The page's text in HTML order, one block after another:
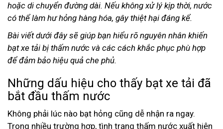
hoặc di chuyển đường dài. Nếu không xử lý kịp thời, nước
có thể làm hư hỏng hàng hóa, gây thiệt hại đáng kể.
Bài viết dưới đây sẽ giúp bạn hiểu rõ nguyên nhân khiến
bạt xe tải bị thấm nước và các cách khắc phục phù hợp
để đảm bảo hiệu quả che phủ.
Những dấu hiệu cho thấy bạt xe tải đã
bắt đầu thấm nước
Không phải lúc nào bạt hỏng cũng dễ nhận ra ngay.
Trong nhiều trường hợp, tình trạng thấm nước xuất hiện